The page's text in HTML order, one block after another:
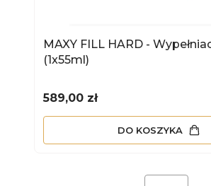
MAXY FILL HARD -
(1x55ml)
Cena
589,00 zł
DO KOSZYKA